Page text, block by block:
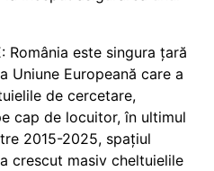
România este singura țară
Uniune Europeană care a
de cercetare,
cap de locuitor, în ultimul
2015-2025, spațiul
crescut masiv cheltuielile